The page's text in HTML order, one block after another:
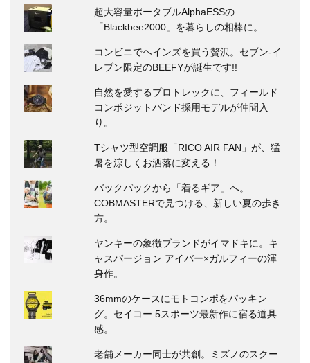
超大容量ポータブルAlphaESSの
「Blackbee2000」を暮らしの相棒に。
コンビニでヘインズを買う贅沢。セブン‐イ
レブン限定のBEEFYが誕生です!!
自然を愛するプロトレックに、フィールド
コンポジットバンド採用モデルが仲間入
り。
Tシャツ型空調服「RICO AIR FAN」が、猛
暑を涼しくお洒落に変える！
バックパックから「着るギア」へ。
COBMASTERで見つける、新しい夏の歩き
方。
ヤンキーの象徴ブランドがイマドキに。キ
ャスパージョン アイバー×ガルフィーの渾
身作。
36mmのケースにモトコンポをパッキン
グ。セイコー 5スポーツ最新作に宿る道具
感。
老舗メーカー同士が共創。ミズノのスクー